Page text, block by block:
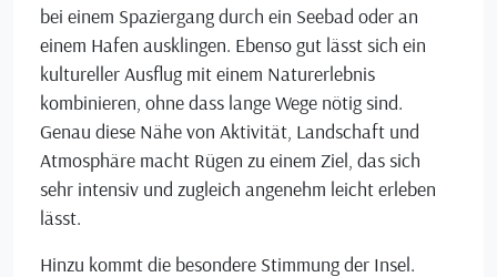
bei einem Spaziergang durch ein Seebad oder an
einem Hafen ausklingen. Ebenso gut lässt sich ein
kultureller Ausflug mit einem Naturerlebnis
kombinieren, ohne dass lange Wege nötig sind.
Genau diese Nähe von Aktivität, Landschaft und
Atmosphäre macht Rügen zu einem Ziel, das sich
sehr intensiv und zugleich angenehm leicht erleben
lässt.
Hinzu kommt die besondere Stimmung der Insel.